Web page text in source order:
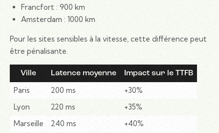
Francfort : 900 km
Amsterdam : 1000 km
Pour les sites sensibles à la vitesse, cette différence peut
être pénalisante.
Ville Latence moyenne Impact sur le TTFB
Paris 200 ms
+30%
Lyon
220 ms
+35%
Marseille
240 ms +40%